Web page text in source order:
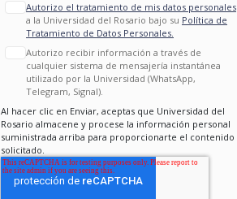
Autorizo el tratamiento de mis datos personales
a la Universidad del Rosario bajo su Política de
Tratamiento de Datos Personales.
Autorizo recibir información a través de
cualquier sistema de mensajería instantánea
utilizado por la Universidad (WhatsApp,
Telegram, Signal).
Al hacer clic en Enviar, aceptas que Universidad del
Rosario almacene y procese la información personal
suministrada arriba para proporcionarte el contenido
solicitado.